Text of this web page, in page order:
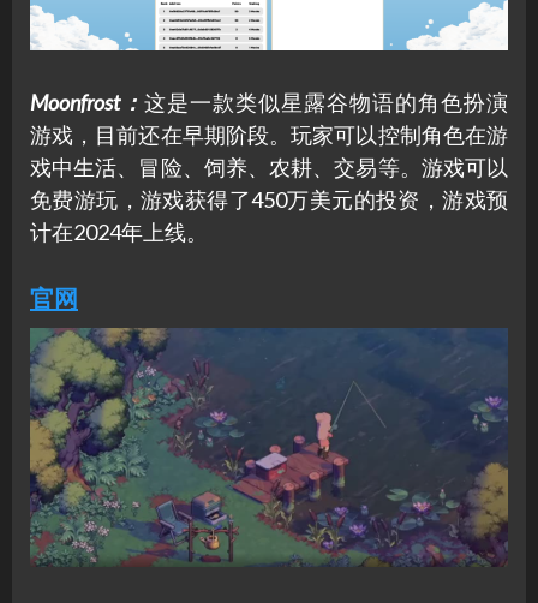
Moonfrost： 这是一款类似星露谷物语的角色扮演
游戏，目前还在早期阶段。玩家可以控制角色在游
戏中生活、冒险、饲养、农耕、交易等。游戏可以
免费游玩，游戏获得了450万美元的投资，游戏预
计在2024年上线。
官网